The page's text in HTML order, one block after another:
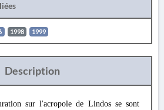
1998 1999
Description
sur l'acropole de Lindos se sont